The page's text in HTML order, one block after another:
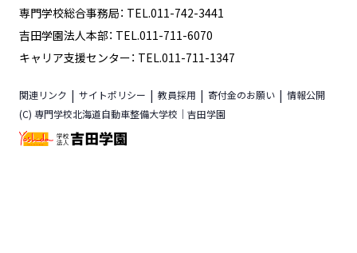
専門学校総合事務局： TEL.011-742-3441
吉田学園法人本部： TEL.011-711-6070
キャリア支援センター： TEL.011-711-1347
関連リンク サイトポリシー 教員採用 寄付金のお願い
情報公開
(C) 専門学校北海道自動車整備大学校｜吉田学園